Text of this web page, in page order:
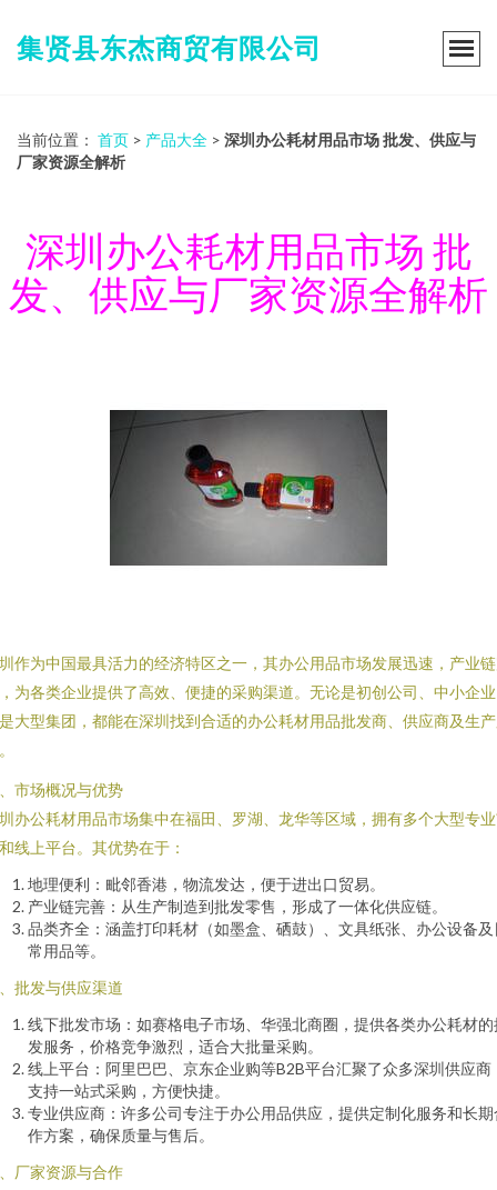
集贤县东杰商贸有限公司
当前位置： 首页 > 产品大全 > 深圳办公耗材用品市场 批发、供应与
厂家资源全解析
深圳办公耗材用品市场 批
发、供应与厂家资源全解析
作为中国最具活力的经济特区之一，其办公用品市场发展迅速，产业
为各类企业提供了高效、便捷的采购渠道。无论是初创公司、中小企
大型集团，都能在深圳找到合适的办公耗材用品批发商、供应商及生
市场概况与优势
办公耗材用品市场集中在福田、罗湖、龙华等区域，拥有多个大型专
线上平台。其优势在于：
地理便利：毗邻香港，物流发达，便于进出口贸易。
产业链完善：从生产制造到批发零售，形成了一体化供应链。
品类齐全：涵盖打印耗材（如墨盒、硒鼓）、文具纸张、办公设备及
常用品等。
批发与供应渠道
线下批发市场：如赛格电子市场、华强北商圈，提供各类办公耗材的
发服务，价格竞争激烈，适合大批量采购。
线上平台：阿里巴巴、京东企业购等B2B平台汇聚了众多深圳供应商
支持一站式采购，方便快捷。
专业供应商：许多公司专注于办公用品供应，提供定制化服务和长期
作方案，确保质量与售后。
厂家资源与合作